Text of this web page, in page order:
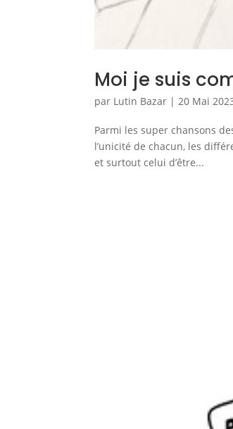
Moi je suis
par Lutin Bazar |20 Mai
Parmi les super chansons
l’unicité de chacun, les
et surtout celui d’être...